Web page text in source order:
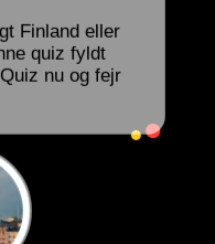
Finland eller
quiz fyldt
nu og fejr